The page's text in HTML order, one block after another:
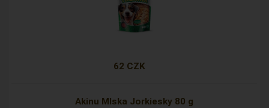
62 CZK
Akinu Mlska Jorkiesky 80 g